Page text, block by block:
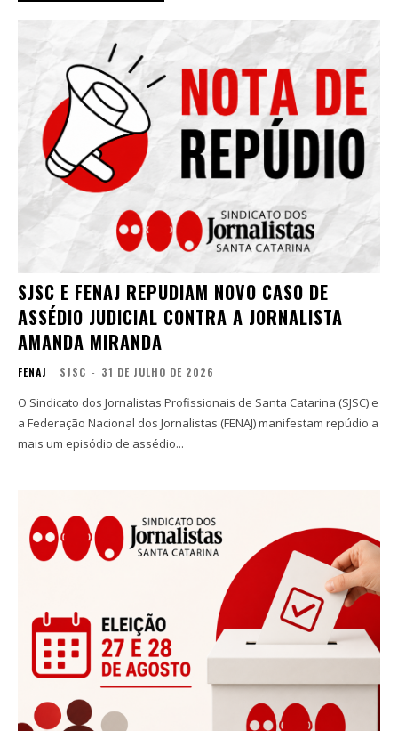
SJSC E FENAJ REPUDIAM NOVO CASO DE
ASSÉDIO JUDICIAL CONTRA A JORNALISTA
AMANDA MIRANDA
FENAJ SJSC - 31 DE JULHO DE 2026
O Sindicato dos Jornalistas Profissionais de Santa Catarina (SJSC) e
a Federação Nacional dos Jornalistas (FENAJ) manifestam repúdio a
mais um episódio de assédio...